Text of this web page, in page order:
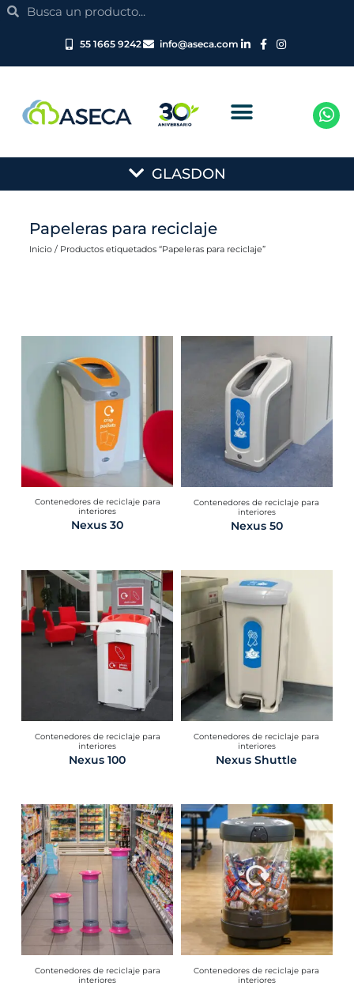
SearchSearch
55 1665 9242 info@aseca.com
Main
Menu
GLASDON
Papeleras para reciclaje
Inicio / Productos etiquetados “Papeleras para reciclaje”
Contenedores de reciclaje para
interiores
Nexus 30
Contenedores de reciclaje para
interiores
Nexus 50
Contenedores de reciclaje para
interiores
Nexus 100
Contenedores de reciclaje para
interiores
Nexus Shuttle
Contenedores de reciclaje para
interiores
Contenedores de reciclaje para
interiores